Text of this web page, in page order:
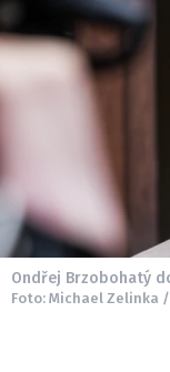
Ondřej Brzobohatý
Foto: Michael Zelinka /